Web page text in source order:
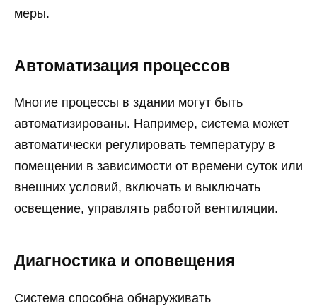
меры.
Автоматизация процессов
Многие процессы в здании могут быть
автоматизированы. Например, система может
автоматически регулировать температуру в
помещении в зависимости от времени суток или
внешних условий, включать и выключать
освещение, управлять работой вентиляции.
Диагностика и оповещения
Система способна обнаруживать